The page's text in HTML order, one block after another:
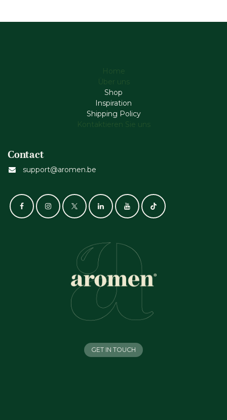
Home
Über uns
Shop
Inspiration
Shipping Policy
Kontaktieren Sie uns
Contact
support@aromen.be
GET IN TOUCH